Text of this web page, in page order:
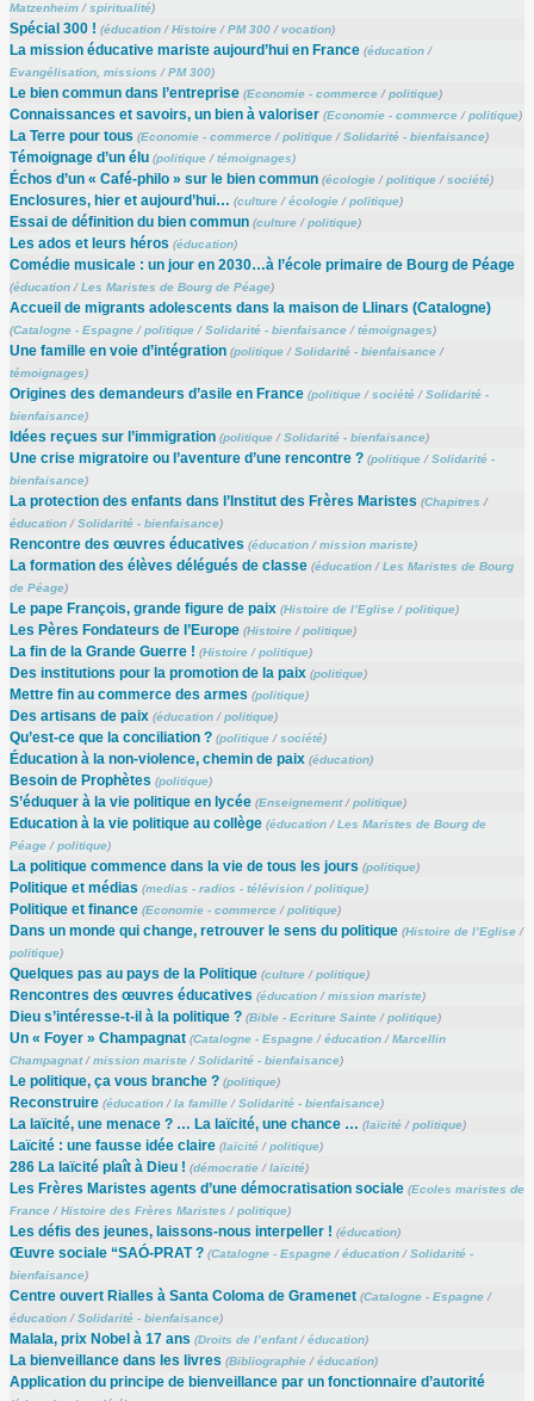
Matzenheim/spiritualité)
Spécial 300 ! (éducation/Histoire/PM 300/vocation)
La mission éducative mariste aujourd’hui en France (éducation/
Evangélisation, missions /PM 300)
Le bien commun dans l’entreprise (Economie - commerce/politique)
Connaissances et savoirs, un bien à valoriser (Economie - commerce/politique)
La Terre pour tous (Economie - commerce/politique/Solidarité - bienfaisance)
Témoignage d’un élu (politique/témoignages)
Échos d’un « Café-philo » sur le bien commun (écologie/politique/société)
Enclosures, hier et aujourd’hui… (culture/écologie/politique)
Essai de définition du bien commun (culture/politique)
Les ados et leurs héros (éducation)
Comédie musicale : un jour en 2030…à l’école primaire de Bourg de Péage
(éducation/Les Maristes de Bourg de Péage)
Accueil de migrants adolescents dans la maison de Llinars (Catalogne)
(Catalogne - Espagne/politique/Solidarité - bienfaisance/témoignages)
Une famille en voie d’intégration (politique/Solidarité - bienfaisance/
témoignages)
Origines des demandeurs d’asile en France (politique/société/Solidarité -
bienfaisance)
Idées reçues sur l’immigration (politique/Solidarité - bienfaisance)
Une crise migratoire ou l’aventure d’une rencontre ? (politique/Solidarité -
bienfaisance)
La protection des enfants dans l’Institut des Frères Maristes (Chapitres /
éducation/Solidarité - bienfaisance)
Rencontre des œuvres éducatives (éducation/mission mariste)
La formation des élèves délégués de classe (éducation/Les Maristes de Bourg
de Péage)
Le pape François, grande figure de paix (Histoire de l’Eglise/politique)
Les Pères Fondateurs de l’Europe (Histoire/politique)
La fin de la Grande Guerre ! (Histoire/politique)
Des institutions pour la promotion de la paix (politique)
Mettre fin au commerce des armes (politique)
Des artisans de paix (éducation/politique)
Qu’est-ce que la conciliation ? (politique/société)
Éducation à la non-violence, chemin de paix (éducation)
Besoin de Prophètes (politique)
S’éduquer à la vie politique en lycée (Enseignement/politique)
Education à la vie politique au collège (éducation/Les Maristes de Bourg de
Péage/politique)
La politique commence dans la vie de tous les jours (politique)
Politique et médias (medias - radios - télévision/politique)
Politique et finance (Economie - commerce/politique)
Dans un monde qui change, retrouver le sens du politique (Histoire de l’Eglise/
politique)
Quelques pas au pays de la Politique (culture/politique)
Rencontres des œuvres éducatives (éducation/mission mariste)
Dieu s’intéresse-t-il à la politique ? (Bible - Ecriture Sainte/politique)
Un « Foyer » Champagnat (Catalogne - Espagne/éducation/Marcellin
Champagnat/mission mariste/Solidarité - bienfaisance)
Le politique, ça vous branche ? (politique)
Reconstruire (éducation/la famille/Solidarité - bienfaisance)
La laïcité, une menace ? … La laïcité, une chance … (laïcité/politique)
Laïcité : une fausse idée claire (laïcité/politique)
286 La laïcité plaît à Dieu ! (démocratie/laïcité)
Les Frères Maristes agents d’une démocratisation sociale (Ecoles maristes de
France/Histoire des Frères Maristes /politique)
Les défis des jeunes, laissons-nous interpeller ! (éducation)
Œuvre sociale “SAÓ-PRAT ? (Catalogne - Espagne/éducation/Solidarité -
bienfaisance)
Centre ouvert Rialles à Santa Coloma de Gramenet (Catalogne - Espagne/
éducation/Solidarité - bienfaisance)
Malala, prix Nobel à 17 ans (Droits de l’enfant/éducation)
La bienveillance dans les livres (Bibliographie/éducation)
Application du principe de bienveillance par un fonctionnaire d’autorité